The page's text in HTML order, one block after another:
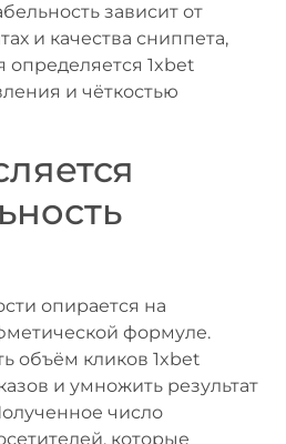
зависит от
и качества сниппета,
определяется 1xbet
и чёткостью
опирается на
формуле.
объём кликов 1xbet
и умножить результат
число
которые